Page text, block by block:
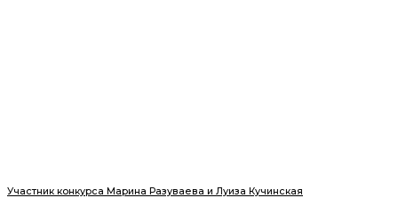
Участник конкурса Марина Разуваева и Луиза Кучинская